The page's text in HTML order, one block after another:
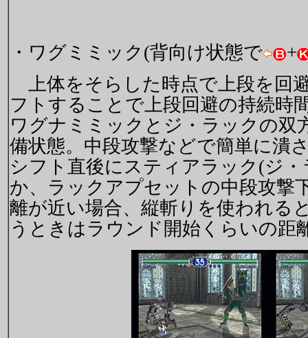
・ワグミミック(背向け状態で
+
上体をそらした時点で上段を回
フトすることで上段回避の持続時
ワグナミミックとジ・ラックの双
備状態。中段攻撃などで簡単に潰
シフト直後にスティアラック(ジ
か、ラックアプセットの中段攻撃
離が近い場合、縦斬りを使われる
うときはラウンド開始くらいの距